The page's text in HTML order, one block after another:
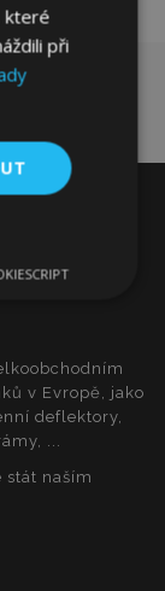
v Evropě, jako
deflektory,
...
stát naším
které
při